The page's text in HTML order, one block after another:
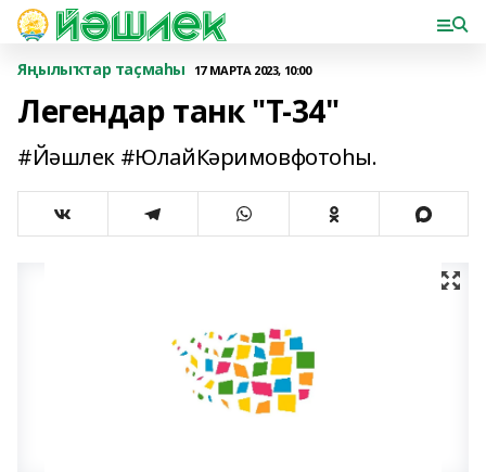
Яңылыҡтар таҫмаһы 17 МАРТА 2023, 10:00
Легендар танк "Т-34"
#Йәшлек #ЮлайКәримовфотоһы.